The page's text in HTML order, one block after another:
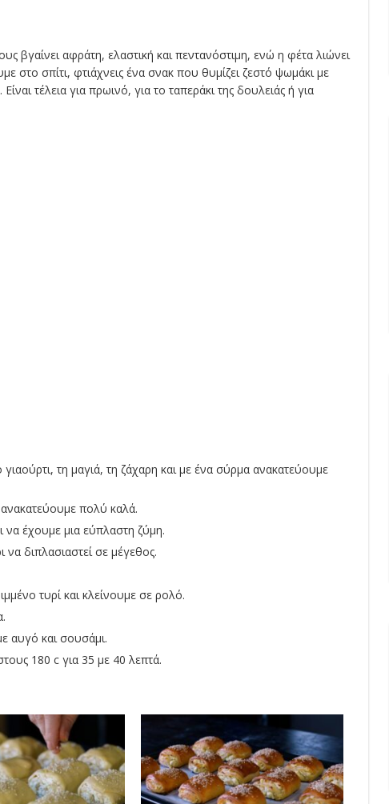
βγαίνει αφράτη, ελαστική και πεντανόστιμη, ενώ η φέτα λιώνει
στο σπίτι, φτιάχνεις ένα σνακ που θυμίζει ζεστό ψωμάκι με
τέλεια για πρωινό, για το ταπεράκι της δουλειάς ή για
τη μαγιά, τη ζάχαρη και με ένα σύρμα ανακατεύουμε
πολύ καλά.
έχουμε μια εύπλαστη ζύμη.
διπλασιαστεί σε μέγεθος.
τυρί και κλείνουμε σε ρολό.
αυγό και σουσάμι.
180 c για 35 με 40 λεπτά.